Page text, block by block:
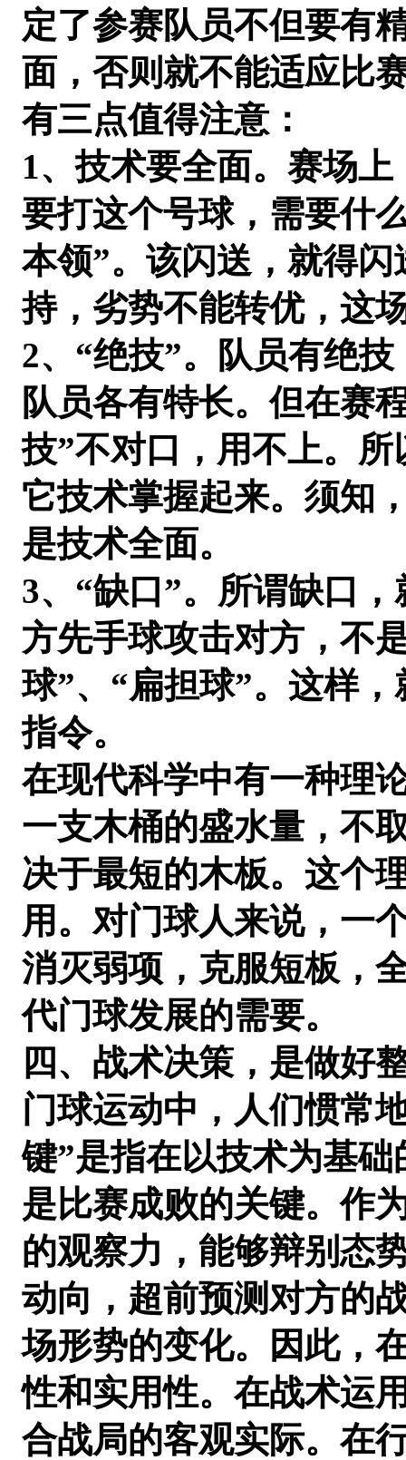
定了参赛队员不但要有
面，否则就不能适应比
有三点值得注意：
1、技术要全面。赛场
要打这个号球，需要什
本领”。该闪送，就得
持，劣势不能转优，这
2、“绝技”。队员有绝
队员各有特长。但在赛
技”不对口，用不上。
它技术掌握起来。须知
是技术全面。
3、“缺口”。所谓缺口
方先手球攻击对方，不
球”、“扁担球”。这样
指令。
在现代科学中有一种理
一支木桶的盛水量，不
决于最短的木板。这个
用。对门球人来说，一
消灭弱项，克服短板，
代门球发展的需要。
四、战术决策，是做好
门球运动中，人们惯常
键”是指在以技术为基
是比赛成败的关键。作
的观察力，能够辩别态
动向，超前预测对方的
场形势的变化。因此，
性和实用性。在战术运
合战局的客观实际。在